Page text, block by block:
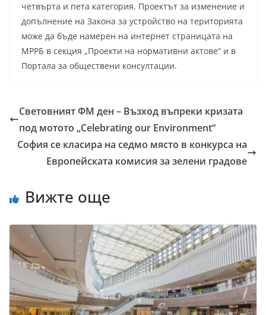
четвърта и пета категория. Проектът за изменение и
допълнение на Закона за устройство на територията
може да бъде намерен на интернет страницата на
МРРБ в секция „Проекти на нормативни актове“ и в
Портала за обществени консултации.
Световният ФМ ден – Възход въпреки кризата
под мотото „Celebrating our Environment“
София се класира на седмо място в конкурса на
Европейската комисия за зелени градове
Вижте още